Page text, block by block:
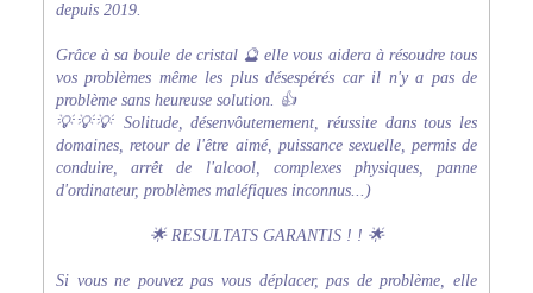
depuis 2019.
Grâce à sa boule de cristal 🔮 elle vous aidera à résoudre tous
vos problèmes même les plus désespérés car il n'y a pas de
problème sans heureuse solution. 👍
💡 💡💡 Solitude, désenvôutemement, réussite dans tous les
domaines, retour de l'être aimé, puissance sexuelle, permis de
conduire, arrêt de l'alcool, complexes physiques, panne
d'ordinateur, problèmes maléfiques inconnus...)
🌟 RESULTATS GARANTIS ! ! 🌟
Si vous ne pouvez pas vous déplacer, pas de problème, elle